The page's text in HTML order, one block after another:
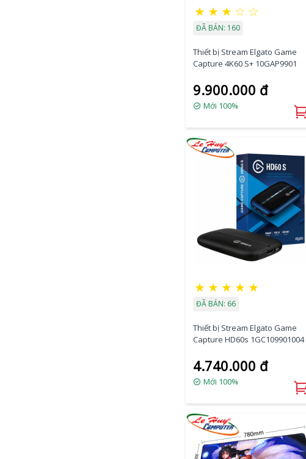
★ ★ ★ ☆ ☆
ĐÃ BÁN: 160
Thiết bị Stream Elgato Game
Capture 4K60 S+ 10GAP9901
9.900.000 đ
Mới 100%
★ ★ ★ ★ ★
ĐÃ BÁN: 66
Thiết bị Stream Elgato Game
Capture HD60s 1GC109901004
4.740.000 đ
Mới 100%